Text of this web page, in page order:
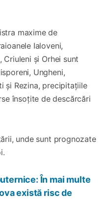
maxime de
Ialoveni,
Criuleni și Orhei sunt
Ungheni,
și Rezina, precipitațiile
însoțite de descărcări
unde sunt prognozate
În mai multe
există risc de